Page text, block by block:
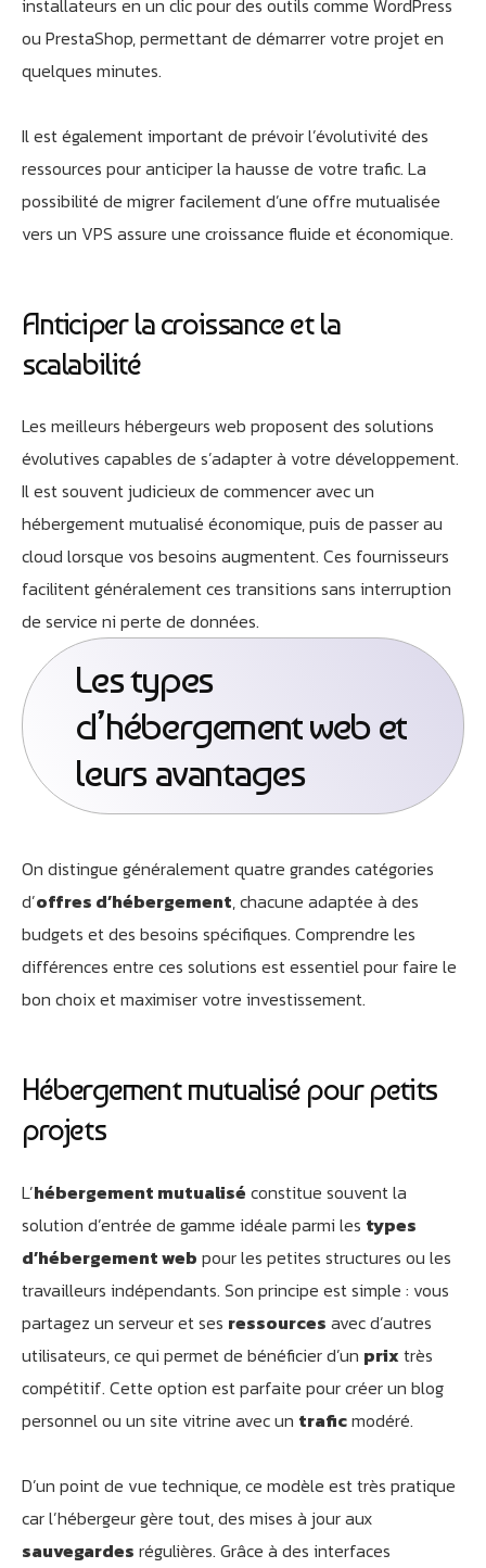
installateurs en un clic pour des outils comme WordPress
ou PrestaShop, permettant de démarrer votre projet en
quelques minutes.
Il est également important de prévoir l’évolutivité des
ressources pour anticiper la hausse de votre trafic. La
possibilité de migrer facilement d’une offre mutualisée
vers un VPS assure une croissance fluide et économique.
Anticiper la croissance et la
scalabilité
Les meilleurs hébergeurs web proposent des solutions
évolutives capables de s’adapter à votre développement.
Il est souvent judicieux de commencer avec un
hébergement mutualisé économique, puis de passer au
cloud lorsque vos besoins augmentent. Ces fournisseurs
facilitent généralement ces transitions sans interruption
de service ni perte de données.
Les types
d’hébergement web et
leurs avantages
On distingue généralement quatre grandes catégories
d’offres d’hébergement, chacune adaptée à des
budgets et des besoins spécifiques. Comprendre les
différences entre ces solutions est essentiel pour faire le
bon choix et maximiser votre investissement.
Hébergement mutualisé pour petits
projets
L’hébergement mutualisé constitue souvent la
solution d’entrée de gamme idéale parmi les types
d’hébergement web pour les petites structures ou les
travailleurs indépendants. Son principe est simple : vous
partagez un serveur et ses ressources avec d’autres
utilisateurs, ce qui permet de bénéficier d’un prixtrès
compétitif. Cette option est parfaite pour créer un blog
personnel ou un site vitrine avec un traficmodéré.
D’un point de vue technique, ce modèle est très pratique
car l’hébergeur gère tout, des mises à jour aux
sauvegardes régulières. Grâce à des interfaces